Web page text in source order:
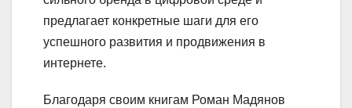
предлагает конкретные шаги для его
успешного развития и продвижения в
интернете.
Благодаря своим книгам Роман Мадянов